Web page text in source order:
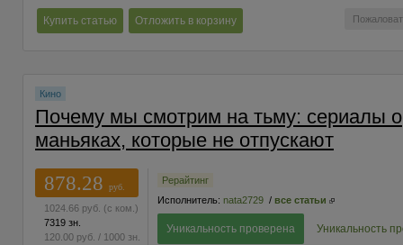
Купить статью Отложить в корзину
Кино
Почему мы смотрим на тьму: сериалы о
маньяках, которые не отпускают
878.28
руб.
1024.66 руб. (с ком.)
7319 зн.
120.00 руб. / 1000 зн.
Рерайтинг
Исполнитель: nata2729 / все статьи
Уникальность проверена Уникальность